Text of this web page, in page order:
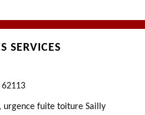
SERVICES
urgence fuite toiture Sailly